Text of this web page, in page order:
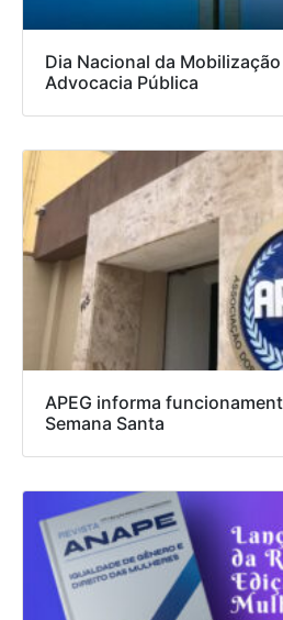
Dia Nacional da
Advocacia Pública
APEG informa
Semana Santa